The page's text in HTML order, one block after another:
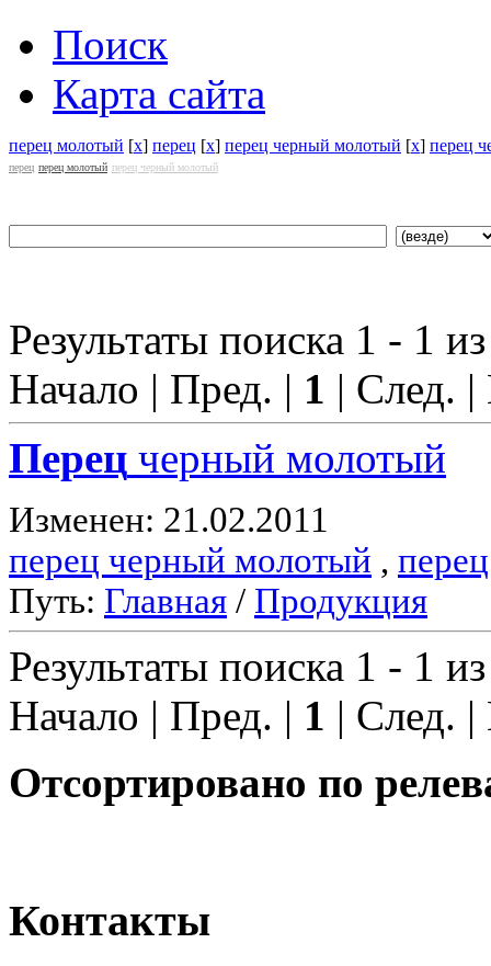
Поиск
Карта сайта
перец молотый [x] перец [x] перец черный молотый [x] перец
перец перец молотый перец черный молотый
Результаты поиска 1 - 1
Начало | Пред. | 1 | След.
Перец черный молотый
Изменен: 21.02.2011
перец черный молотый , перец
Путь: Главная / Продукция
Результаты поиска 1 - 1
Начало | Пред. | 1 | След.
Отсортировано по
Контакты